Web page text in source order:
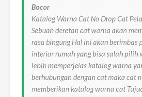
Bocor
Katalog Warna Cat No Drop Cat
Sebuah deretan cat warna akan
rasa bingung Hal ini akan berimbas
interior rumah yang bisa salah pilih
lebih memperjelas katalog warna
berhubungan dengan cat maka cat
memberikan katalog warna cat